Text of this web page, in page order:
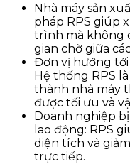
Nhà máy sản
pháp RPS giúp
trình mà không
gian chờ giữa
Đơn vị hướng tới
Hệ thống RPS
thành nhà máy
được tối ưu và
Doanh nghiệp
lao động: RPS
diện tích và
trực tiếp.